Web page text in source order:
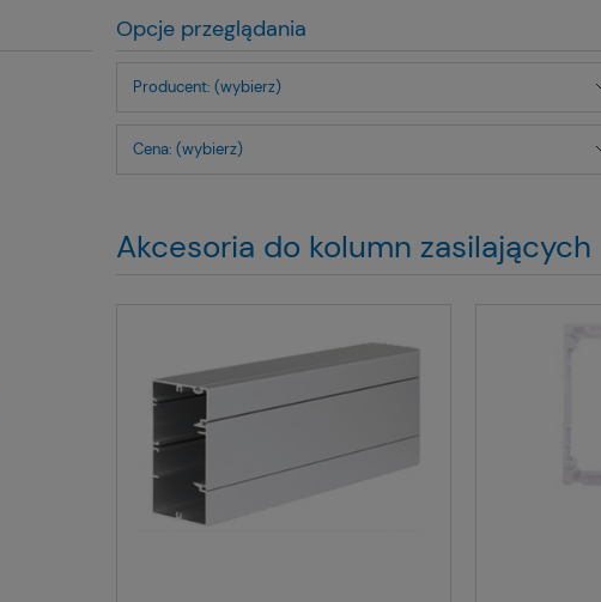
Opcje przeglądania
Producent: (wybierz)
Cena: (wybierz)
Akcesoria do kolumn zasilających